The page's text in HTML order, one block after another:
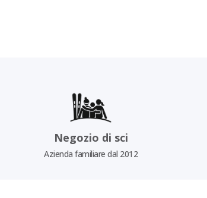
Negozio di sci
Azienda familiare dal 2012